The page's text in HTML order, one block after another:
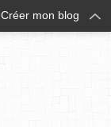
Créer mon blog